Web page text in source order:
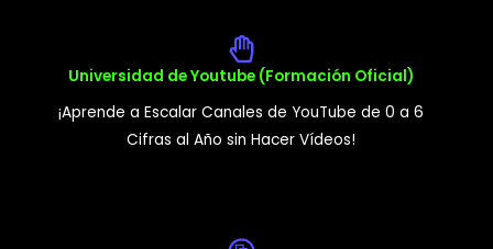
Universidad de Youtube (Formación Oficial)
¡Aprende a Escalar Canales de YouTube de 0 a 6
Cifras al Año sin Hacer Vídeos!